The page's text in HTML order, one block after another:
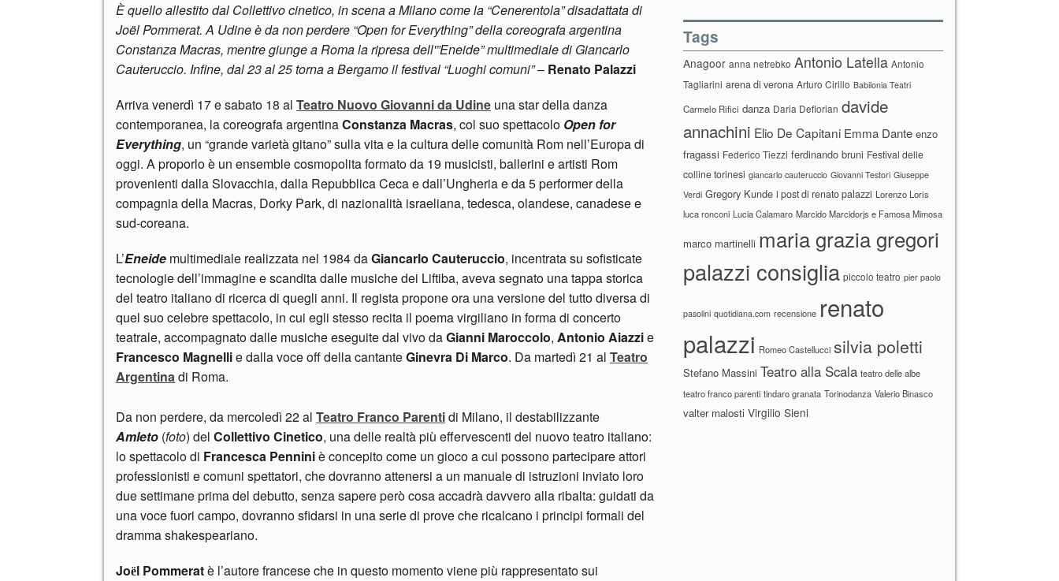
È quello allestito dal Collettivo cinetico, in scena a Milano come la “Cenerentola” disadattata di
Joël Pommerat. A Udine è da non perdere “Open for Everything” della coreografa argentina
Constanza Macras, mentre giunge a Roma la ripresa dell'”Eneide” multimediale di Giancarlo
Cauteruccio. Infine, dal 23 al 25 torna a Bergamo il festival “Luoghi comuni”– Renato Palazzi
Arriva venerdì 17 e sabato 18 al Teatro Nuovo Giovanni da Udine una star della danza
contemporanea, la coreografa argentinaConstanza Macras, col suo spettacolo Open for
Everything, un “grande varietà gitano” sulla vita e la cultura delle comunità Rom nell’Europa di
oggi. A proporlo è un ensemble cosmopolita formato da 19 musicisti, ballerini e artisti Rom
provenienti dalla Slovacchia, dalla Repubblica Ceca e dall’Ungheria e da 5 performer della
compagnia della Macras, Dorky Park, di nazionalità israeliana, tedesca, olandese, canadese e
sud-coreana.
L’Eneide multimediale realizzata nel 1984 daGiancarlo Cauteruccio, incentrata su sofisticate
tecnologie dell’immagine e scandita dalle musiche dei Liftiba, aveva segnato una tappa storica
del teatro italiano di ricerca di quegli anni. Il regista propone ora una versione del tutto diversa di
quel suo celebre spettacolo, in cui egli stesso recita il poema virgiliano in forma di concerto
teatrale, accompagnato dalle musiche eseguite dal vivo daGianni Maroccolo, Antonio Aiazzie
Francesco Magnellie dalla voce off della cantanteGinevra Di Marco. Da martedì 21 al Teatro
Argentinadi Roma.
Da non perdere, da mercoledì 22 al Teatro Franco Parentidi Milano, il destabilizzante
Amleto (foto) del Collettivo Cinetico, una delle realtà più effervescenti del nuovo teatro italiano:
lo spettacolo di Francesca Penniniè concepito come un gioco a cui possono partecipare attori
professionisti e comuni spettatori, che dovranno attenersi a un manuale di istruzioni inviato loro
due settimane prima del debutto, senza sapere però cosa accadrà davvero alla ribalta: guidati da
una voce fuori campo, dovranno sfidarsi in una serie di prove che ricalcano i principi formali del
dramma shakespeariano.
Joël Pommeratè l’autore francese che in questo momento viene più rappresentato sui
Tags
Anagoor anna netrebko Antonio Latella Antonio
Tagliarini arena di verona Arturo Cirillo Babilonia Teatri
Carmelo Rifici danza Daria Deflorian davide
annachini Elio De Capitani Emma Dante enzo
fragassi Federico Tiezzi ferdinando bruni Festival delle
colline torinesi giancarlo cauteruccio Giovanni Testori Giuseppe
Verdi Gregory Kunde i post di renato palazzi Lorenzo Loris
luca ronconi Lucia Calamaro Marcido Marcidorjs e Famosa Mimosa
marco martinelli maria grazia gregori
palazzi consiglia piccolo teatro pier paolo
pasolini quotidiana.com recensione renato
palazzi Romeo Castellucci silvia poletti
Stefano Massini Teatro alla Scala teatro delle albe
teatro franco parenti tindaro granata Torinodanza Valerio Binasco
valter malosti Virgilio Sieni